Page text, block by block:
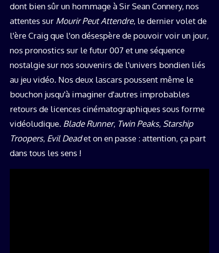
dont bien sûr un hommage à Sir Sean Connery, nos
attentes sur Mourir Peut Attendre, le dernier volet de
l'ère Craig que l'on désespère de pouvoir voir un jour,
nos pronostics sur le futur 007 et une séquence
nostalgie sur nos souvenirs de l'univers bondien liés
au jeu vidéo. Nos deux lascars poussent même le
bouchon jusqu'à imaginer d'autres improbables
retours de licences cinématographiques sous forme
vidéoludique. Blade Runner, Twin Peaks, Starship
Troopers, Evil Deadet on en passe : attention, ça part
dans tous les sens !